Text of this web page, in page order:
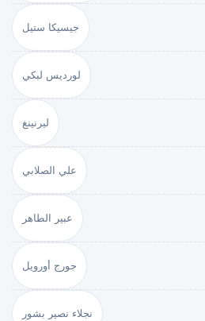
جيسيكا ستيل
لورديس لبكي
ليرنينغ
علي الصلابي
عبير الطاهر
جورج أورويل
نجلاء نصير بشور